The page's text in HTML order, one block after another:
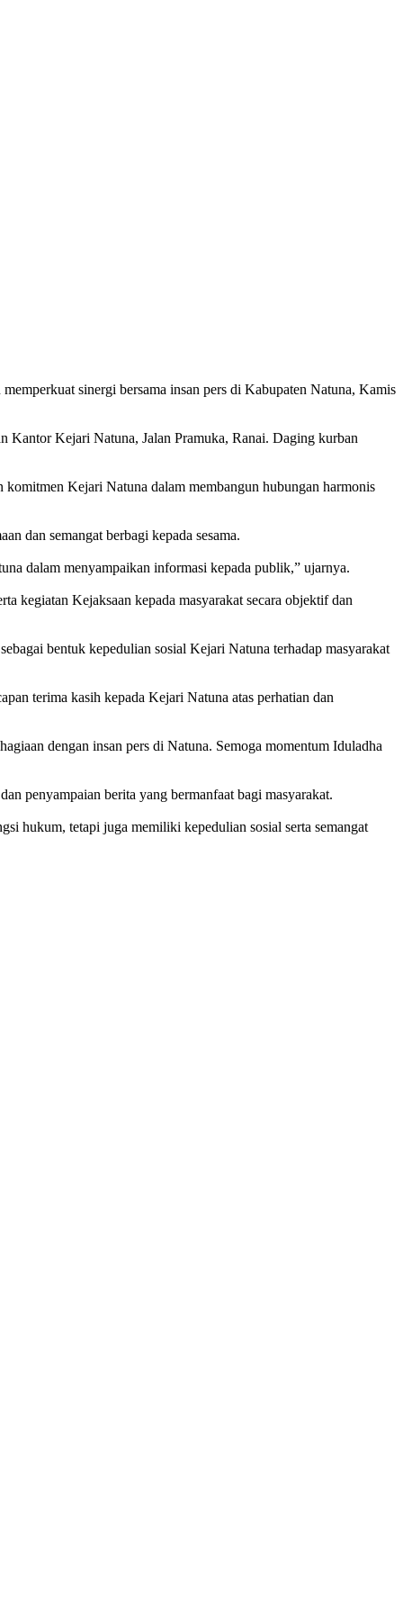
sinergi bersama insan pers di Kabupaten Natuna, Kamis
Kantor Kejari Natuna, Jalan Pramuka, Ranai. Daging kurban
komitmen Kejari Natuna dalam membangun hubungan harmonis
dan semangat berbagi kepada sesama.
dalam menyampaikan informasi kepada publik,” ujarnya.
kegiatan Kejaksaan kepada masyarakat secara objektif dan
bentuk kepedulian sosial Kejari Natuna terhadap masyarakat
terima kasih kepada Kejari Natuna atas perhatian dan
dengan insan pers di Natuna. Semoga momentum Iduladha
penyampaian berita yang bermanfaat bagi masyarakat.
hukum, tetapi juga memiliki kepedulian sosial serta semangat